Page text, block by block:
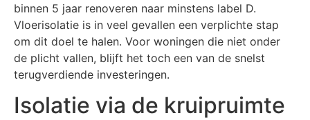
binnen 5 jaar renoveren naar minstens label D.
Vloerisolatie is in veel gevallen een verplichte stap
om dit doel te halen. Voor woningen die niet onder
de plicht vallen, blijft het toch een van de snelst
terugverdiende investeringen.
Isolatie via de kruipruimte